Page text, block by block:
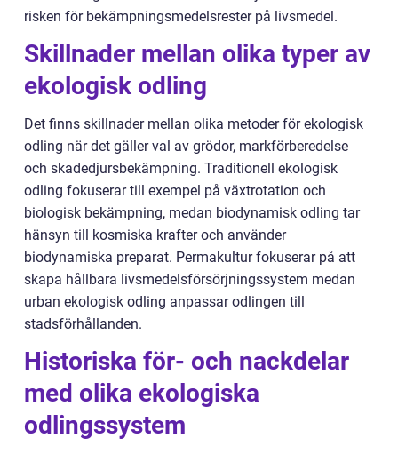
risken för bekämpningsmedelsrester på livsmedel.
Skillnader mellan olika typer av
ekologisk odling
Det finns skillnader mellan olika metoder för ekologisk
odling när det gäller val av grödor, markförberedelse
och skadedjursbekämpning. Traditionell ekologisk
odling fokuserar till exempel på växtrotation och
biologisk bekämpning, medan biodynamisk odling tar
hänsyn till kosmiska krafter och använder
biodynamiska preparat. Permakultur fokuserar på att
skapa hållbara livsmedelsförsörjningssystem medan
urban ekologisk odling anpassar odlingen till
stadsförhållanden.
Historiska för- och nackdelar
med olika ekologiska
odlingssystem